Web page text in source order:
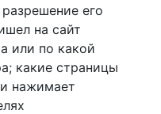
2.
его
на сайт
или по какой
какие страницы
нажимает